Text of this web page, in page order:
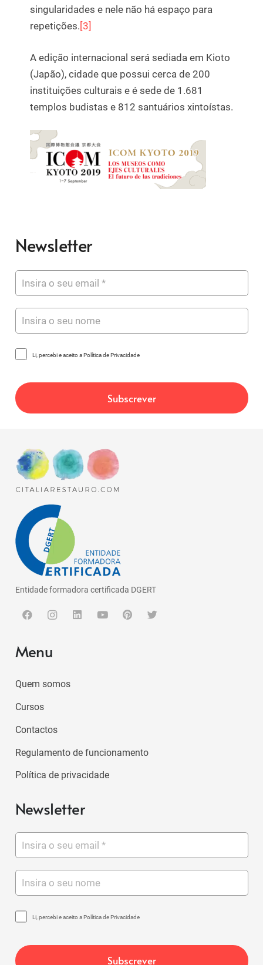
singularidades e nele não há espaço para
repetições. [3]
A edição internacional será sediada em Kioto
(Japão), cidade que possui cerca de 200
instituições culturais e é sede de 1.681
templos budistas e 812 santuários xintoístas.
Newsletter
Li, percebi e aceito a Política de Privacidade
Entidade formadora certificada DGERT
Menu
Quem somos
Cursos
Contactos
Regulamento de funcionamento
Política de privacidade
Newsletter
Li, percebi e aceito a Política de Privacidade